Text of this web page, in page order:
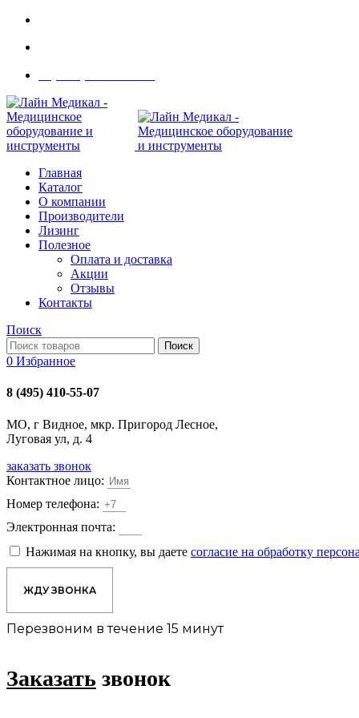
Главная
Каталог
О компании
Производители
Лизинг
Полезное
Оплата и доставка
Акции
Отзывы
Контакты
Поиск
Поиск
0 Избранное
8 (495) 410-55-07
МО, г Видное, мкр. Пригород Лесное,
Луговая ул, д. 4
заказать звонок
Контактное лицо:
Номер телефона:
Электронная почта:
Нажимая на кнопку, вы даете согласие на обработку
ЖДУ ЗВОНКА
Перезвоним в течение 15 минут
Заказать звонок